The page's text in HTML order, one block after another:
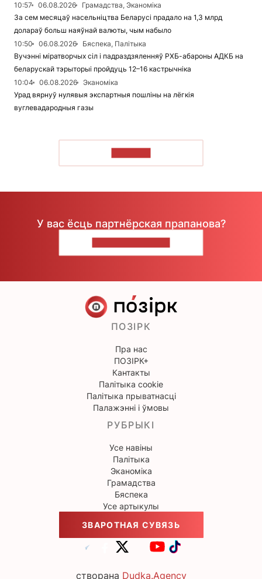
10:57
06.08.2026
Грамадства, Эканоміка
За сем месяцаў насельніцтва Беларусі прадало на 1,3 млрд
долараў больш наяўнай валюты, чым набыло
10:50
06.08.2026
Бяспека, Палітыка
Вучэнні міратворчых сіл і падраздзяленняў РХБ-абароны АДКБ на
беларускай тэрыторыі пройдуць 12–16 кастрычніка
10:04
06.08.2026
Эканоміка
Урад вярнуў нулявыя экспартныя пошліны на лёгкія
вуглевадародныя газы
У вас ёсць партнёрская прапанова?
ПОЗІРК
Пра нас
ПОЗІРК+
Кантакты
Палітыка cookie
Палітыка прыватнасці
Палажэнні і ўмовы
РУБРЫКІ
Усе навіны
Палітыка
Эканоміка
Грамадства
Бяспека
Усе артыкулы
ЗВАРОТНАЯ СУВЯЗЬ
створана Dudka.Agency